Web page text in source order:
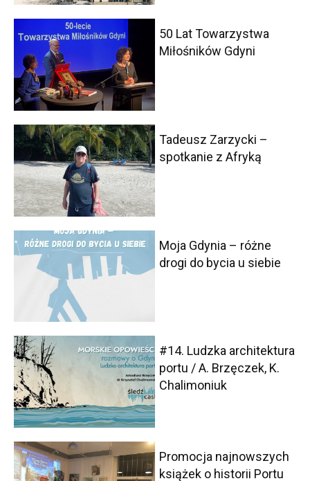
50 Lat Towarzystwa
Miłośników Gdyni
Tadeusz Zarzycki –
spotkanie z Afryką
Moja Gdynia – różne
drogi do bycia u siebie
#14. Ludzka architektura
portu / A. Brzęczek, K.
Chalimoniuk
Promocja najnowszych
książek o historii Portu